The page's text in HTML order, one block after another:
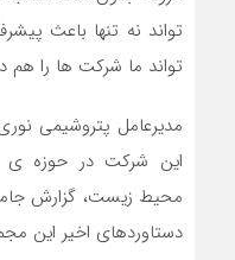
تواند نه تنها باعث
تواند ما شرکت ها را هم
مدیرعامل پتروشیمی
این شرکت در حوزه ی
محیط زیست، گزارش
دستاوردهای اخیر این